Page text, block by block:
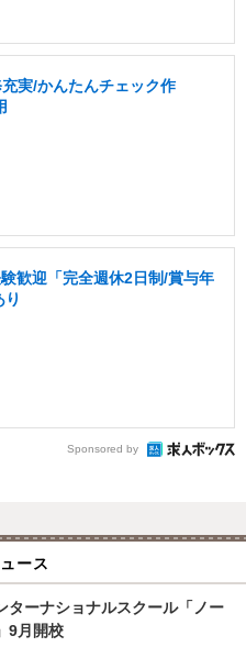
実/かんたんチェック作
歓迎「完全週休2日制/賞与年
Sponsored by
ース
ターナショナルスクール「ノー
9月開校